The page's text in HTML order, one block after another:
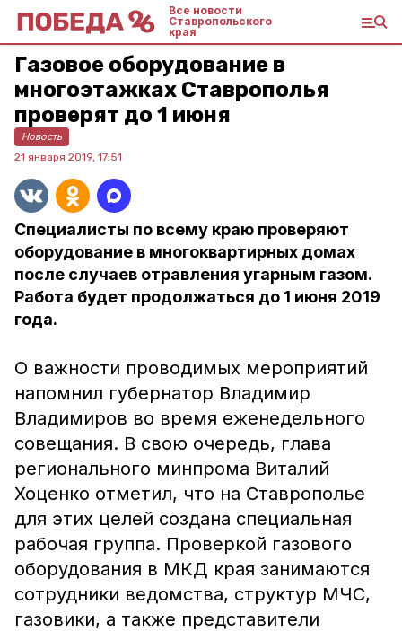
Все новости
Ставропольского
края
Газовое оборудование в
многоэтажках Ставрополья
проверят до 1 июня
Новость
21 января 2019, 17:51
Специалисты по всему краю проверяют
оборудование в многоквартирных домах
после случаев отравления угарным газом.
Работа будет продолжаться до 1 июня 2019
года.
О важности проводимых мероприятий
напомнил губернатор Владимир
Владимиров во время еженедельного
совещания. В свою очередь, глава
регионального минпрома Виталий
Хоценко отметил, что на Ставрополье
для этих целей создана специальная
рабочая группа. Проверкой газового
оборудования в МКД края занимаются
сотрудники ведомства, структур МЧС,
газовики, а также представители